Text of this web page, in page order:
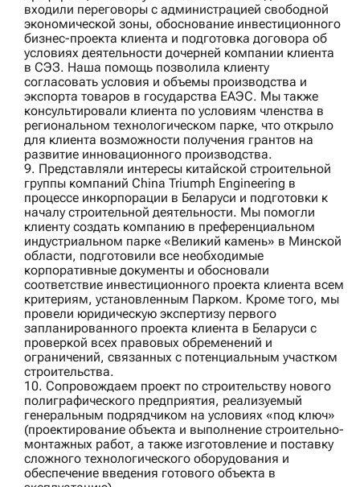
входили переговоры с администрацией свободной
экономической зоны, обоснование инвестиционного
бизнес-проекта клиента и подготовка договора об
условиях деятельности дочерней компании клиента
в СЭЗ. Наша помощь позволила клиенту
согласовать условия и объемы производства и
экспорта товаров в государства ЕАЭС. Мы также
консультировали клиента по условиям членства в
региональном технологическом парке, что открыло
для клиента возможности получения грантов на
развитие инновационного производства.
9. Представляли интересы китайской строительной
группы компаний China Triumph Engineering в
процессе инкорпорации в Беларуси и подготовки к
началу строительной деятельности. Мы помогли
клиенту создать компанию в преференциальном
индустриальном парке «Великий камень» в Минской
области, подготовили все необходимые
корпоративные документы и обосновали
соответствие инвестиционного проекта клиента всем
критериям, установленным Парком. Кроме того, мы
провели юридическую экспертизу первого
запланированного проекта клиента в Беларуси с
проверкой всех правовых обременений и
ограничений, связанных с потенциальным участком
строительства.
10. Сопровождаем проект по строительству нового
полиграфического предприятия, реализуемый
генеральным подрядчиком на условиях «под ключ»
(проектирование объекта и выполнение строительно-
монтажных работ, а также изготовление и поставку
сложного технологического оборудования и
обеспечение введения готового объекта в